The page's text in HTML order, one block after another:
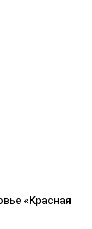
«Красная